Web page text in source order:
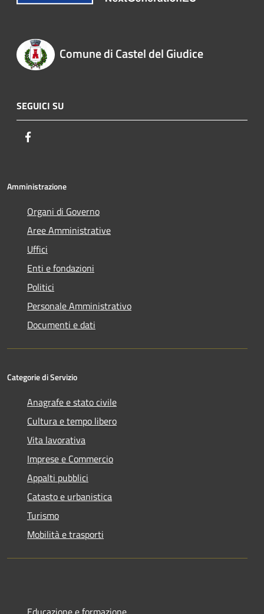
Comune di Castel del Giudice
SEGUICI SU
Amministrazione
Organi di Governo
Aree Amministrative
Uffici
Enti e fondazioni
Politici
Personale Amministrativo
Documenti e dati
Categorie di Servizio
Anagrafe e stato civile
Cultura e tempo libero
Vita lavorativa
Imprese e Commercio
Appalti pubblici
Catasto e urbanistica
Turismo
Mobilità e trasporti